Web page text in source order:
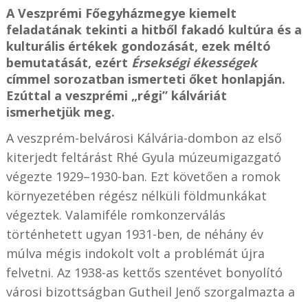
A Veszprémi Főegyházmegye kiemelt
feladatának tekinti a hitből fakadó kultúra és a
kulturális értékek gondozását, ezek méltó
bemutatását, ezért Érsekségi ékességek
címmel sorozatban ismerteti őket honlapján.
Ezúttal a veszprémi „régi” kálváriát
ismerhetjük meg.
A veszprém-belvárosi Kálvária-dombon az első
kiterjedt feltárást Rhé Gyula múzeumigazgató
végezte 1929–1930-ban. Ezt követően a romok
környezetében régész nélküli földmunkákat
végeztek. Valamiféle romkonzerválás
történhetett ugyan 1931-ben, de néhány év
múlva mégis indokolt volt a problémát újra
felvetni. Az 1938-as kettős szentévet bonyolító
városi bizottságban Gutheil Jenő szorgalmazta a